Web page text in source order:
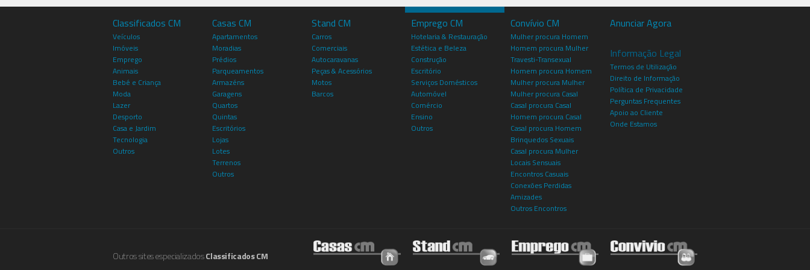
Classificados CM
Veículos
Imóveis
Emprego
Animais
Bebé e Criança
Moda
Lazer
Desporto
Casa e Jardim
Tecnologia
Outros
Casas CM
Apartamentos
Moradias
Prédios
Parqueamentos
Armazéns
Garagens
Quartos
Quintas
Escritórios
Lojas
Lotes
Terrenos
Outros
Stand CM
Carros
Comerciais
Autocaravanas
Peças & Acessórios
Motos
Barcos
Emprego CM
Hotelaria & Restauração
Estética e Beleza
Construção
Escritório
Serviços Domésticos
Automóvel
Comércio
Ensino
Outros
Convívio CM
Mulher procura Homem
Homem procura Mulher
Travesti-Transexual
Homem procura Homem
Mulher procura Mulher
Mulher procura Casal
Casal procura Casal
Homem procura Casal
Casal procura Homem
Brinquedos Sexuais
Casal procura Mulher
Locais Sensuais
Encontros Casuais
Conexões Perdidas
Amizades
Outros Encontros
Anunciar Agora
Informação Legal
Termos de Utilização
Direito de Informação
Política de Privacidade
Perguntas Frequentes
Apoio ao Cliente
Onde Estamos
Outros sites especializadosClassificados CM